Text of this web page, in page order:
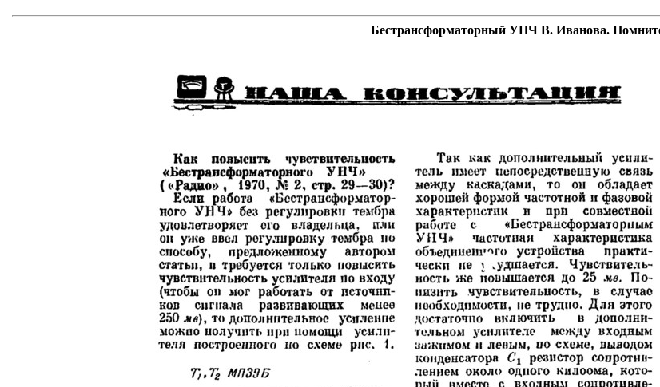
Бестрансформаторный УНЧ В. Иванова.